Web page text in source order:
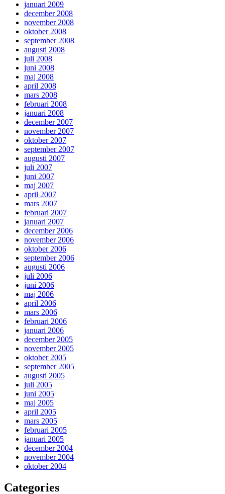
januari 2009
december 2008
november 2008
oktober 2008
september 2008
augusti 2008
juli 2008
juni 2008
maj 2008
april 2008
mars 2008
februari 2008
januari 2008
december 2007
november 2007
oktober 2007
september 2007
augusti 2007
juli 2007
juni 2007
maj 2007
april 2007
mars 2007
februari 2007
januari 2007
december 2006
november 2006
oktober 2006
september 2006
augusti 2006
juli 2006
juni 2006
maj 2006
april 2006
mars 2006
februari 2006
januari 2006
december 2005
november 2005
oktober 2005
september 2005
augusti 2005
juli 2005
juni 2005
maj 2005
april 2005
mars 2005
februari 2005
januari 2005
december 2004
november 2004
oktober 2004
Categories